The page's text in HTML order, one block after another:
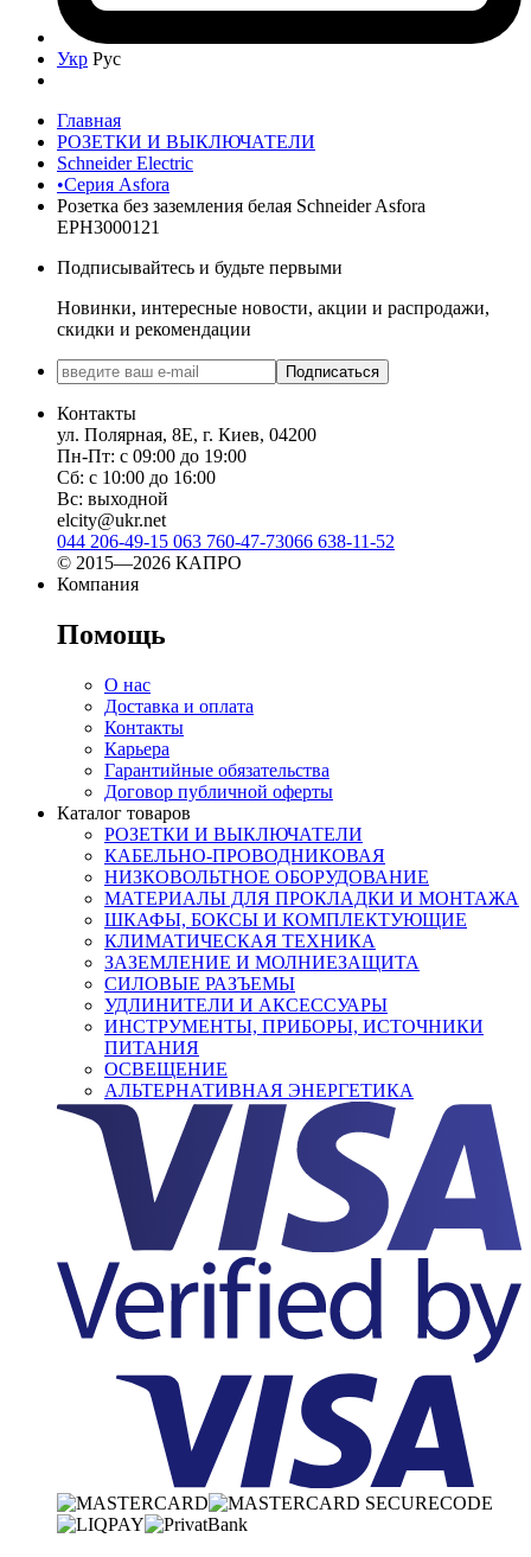
Укр Рус
Главная
РОЗЕТКИ И ВЫКЛЮЧАТЕЛИ
Schneider Electric
•Серия Asfora
Розетка без заземления белая Schneider Asfora
EPH3000121
Подписывайтесь и будьте первыми
Новинки, интересные новости, акции и распродажи,
скидки и рекомендации
Подписаться
Контакты
ул. Полярная, 8Е, г. Киев, 04200
Пн-Пт: с 09:00 до 19:00
Сб: с 10:00 до 16:00
Вс: выходной
elcity@ukr.net
044 206-49-15 063 760-47-73066 638-11-52
© 2015—2026 КАПРО
Компания
Помощь
О нас
Доставка и оплата
Контакты
Карьера
Гарантийные обязательства
Договор публичной оферты
Каталог товаров
РОЗЕТКИ И ВЫКЛЮЧАТЕЛИ
КАБЕЛЬНО-ПРОВОДНИКОВАЯ
НИЗКОВОЛЬТНОЕ ОБОРУДОВАНИЕ
МАТЕРИАЛЫ ДЛЯ ПРОКЛАДКИ И МОНТАЖА
ШКАФЫ, БОКСЫ И КОМПЛЕКТУЮЩИЕ
КЛИМАТИЧЕСКАЯ ТЕХНИКА
ЗАЗЕМЛЕНИЕ И МОЛНИЕЗАЩИТА
СИЛОВЫЕ РАЗЪЕМЫ
УДЛИНИТЕЛИ И АКСЕССУАРЫ
ИНСТРУМЕНТЫ, ПРИБОРЫ, ИСТОЧНИКИ
ПИТАНИЯ
ОСВЕЩЕНИЕ
АЛЬТЕРНАТИВНАЯ ЭНЕРГЕТИКА